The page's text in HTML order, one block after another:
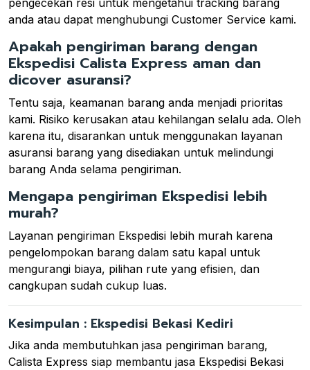
anda atau dapat menghubungi Customer Service kami.
Apakah pengiriman barang dengan
Ekspedisi Calista Express aman dan
dicover asuransi?
Tentu saja, keamanan barang anda menjadi prioritas
kami. Risiko kerusakan atau kehilangan selalu ada. Oleh
karena itu, disarankan untuk menggunakan layanan
asuransi barang yang disediakan untuk melindungi
barang Anda selama pengiriman.
Mengapa pengiriman Ekspedisi lebih
murah?
Layanan pengiriman Ekspedisi lebih murah karena
pengelompokan barang dalam satu kapal untuk
mengurangi biaya, pilihan rute yang efisien, dan
cangkupan sudah cukup luas.
Kesimpulan : Ekspedisi Bekasi Kediri
Jika anda membutuhkan jasa pengiriman barang,
Calista Express siap membantu jasa Ekspedisi Bekasi